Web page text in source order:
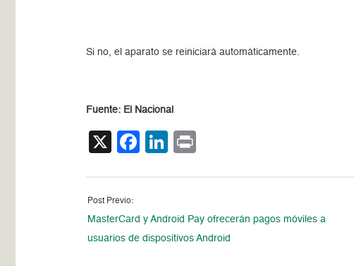
Si no, el aparato se reiniciará automáticamente.
Fuente: El Nacional
X Facebook
LinkedIn
Post Previo:
MasterCard y Android Pay ofrecerán pagos móviles a
usuarios de dispositivos Android